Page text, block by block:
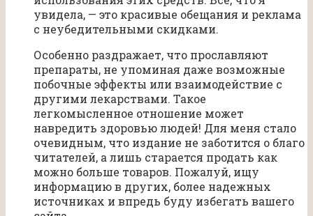
увидела, — это красивые обещания и реклама
с неубедительными скидками.
Особенно раздражает, что прославляют
препараты, не упоминая даже возможные
побочные эффекты или взаимодействие с
другими лекарствами. Такое
легкомысленное отношение может
навредить здоровью людей! Для меня стало
очевидным, что издание не заботится о благо
читателей, а лишь старается продать как
можно больше товаров. Пожалуй, ищу
информацию в других, более надежных
источниках и впредь буду избегать вашего